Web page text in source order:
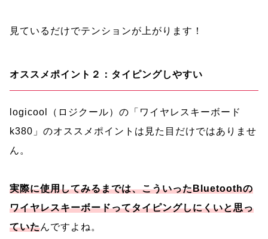
見ているだけでテンションが上がります！
オススメポイント２：タイピングしやすい
logicool（ロジクール）の「ワイヤレスキーボード
k380」のオススメポイントは見た目だけではありませ
ん。
実際に使用してみるまでは、こういったBluetoothの
ワイヤレスキーボードってタイピングしにくいと思っ
ていたんですよね。